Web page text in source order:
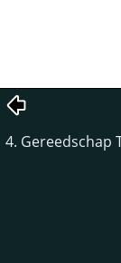
4. Gereedschap